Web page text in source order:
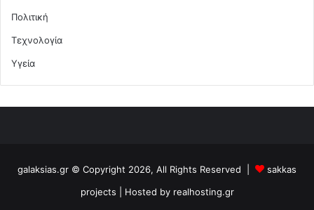
Πολιτική
Τεχνολογία
Υγεία
galaksias.gr © Copyright 2026, All Rights Reserved |
sakkas
projects | Hosted by realhosting.gr